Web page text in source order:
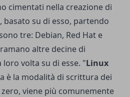
cimentati nella creazione di
basato su di esso, partendo
tre: Debian, Red Hat e
altre decine di
volta su di esse. "Linux
è la modalità di scrittura dei
viene più comunemente